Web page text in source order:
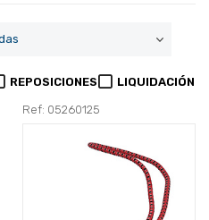
REPOSICIONES LIQUIDACIÓN
Ref: 05260125